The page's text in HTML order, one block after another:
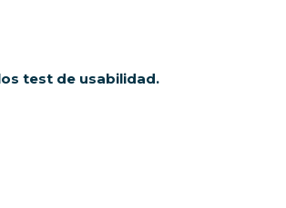
test de usabilidad.